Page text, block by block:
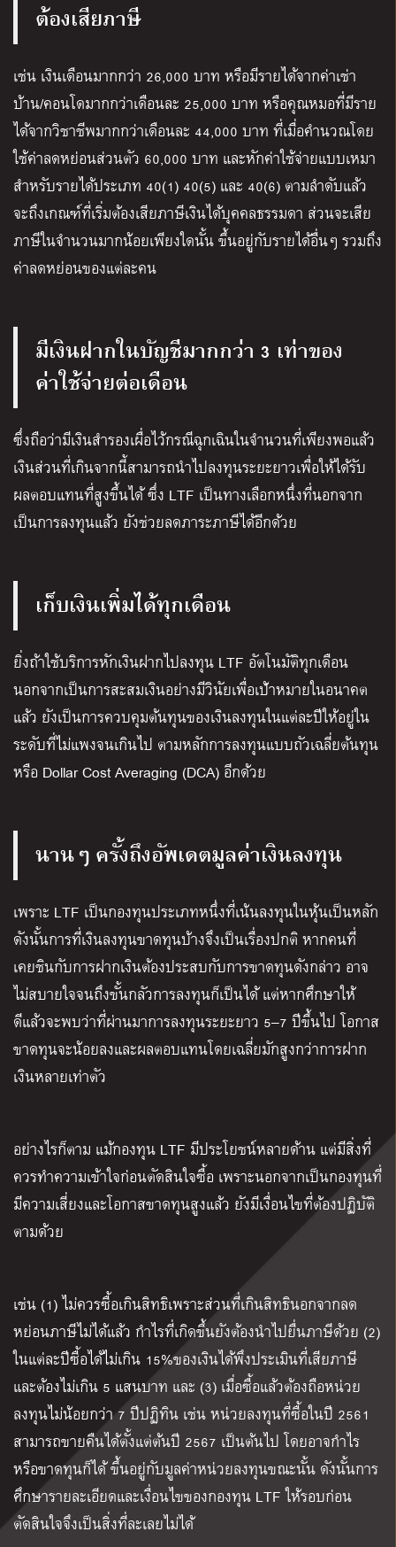
ต้องเสียภาษี
เช่น เงินเดือนมากกว่า 26,000 บาท หรือมีรายได้จากค่าเช่า
บ้าน/คอนโดมากกว่าเดือนละ 25,000 บาท หรือคุณหมอที่มีราย
ได้จากวิชาชีพมากกว่าเดือนละ 44,000 บาท ที่เมื่อคำนวณโดย
ใช้ค่าลดหย่อนส่วนตัว 60,000 บาท และหักค่าใช้จ่ายแบบเหมา
สำหรับรายได้ประเภท 40(1) 40(5) และ 40(6) ตามลำดับแล้ว
จะถึงเกณฑ์ที่เริ่มต้องเสียภาษีเงินได้บุคคลธรรมดา ส่วนจะเสีย
ภาษีในจำนวนมากน้อยเพียงใดนั้น ขึ้นอยู่กับรายได้อื่นๆ รวมถึง
ค่าลดหย่อนของแต่ละคน
มีเงินฝากในบัญชีมากกว่า 3 เท่าของ
ค่าใช้จ่ายต่อเดือน
ซึ่งถือว่ามีเงินสำรองเผื่อไว้กรณีฉุกเฉินในจำนวนที่เพียงพอแล้ว
เงินส่วนที่เกินจากนี้สามารถนำไปลงทุนระยะยาวเพื่อให้ได้รับ
ผลตอบแทนที่สูงขึ้นได้ ซึ่ง LTF เป็นทางเลือกหนึ่งที่นอกจาก
เป็นการลงทุนแล้ว ยังช่วยลดภาระภาษีได้อีกด้วย
เก็บเงินเพิ่มได้ทุกเดือน
ยิ่งถ้าใช้บริการหักเงินฝากไปลงทุน LTF อัตโนมัติทุกเดือน
นอกจากเป็นการสะสมเงินอย่างมีวินัยเพื่อเป้าหมายในอนาคต
แล้ว ยังเป็นการควบคุมต้นทุนของเงินลงทุนในแต่ละปีให้อยู่ใน
ระดับที่ไม่แพงจนเกินไป ตามหลักการลงทุนแบบถัวเฉลี่ยต้นทุน
หรือ Dollar Cost Averaging (DCA) อีกด้วย
นานๆ ครั้งถึงอัพเดตมูลค่าเงินลงทุน
เพราะ LTF เป็นกองทุนประเภทหนึ่งที่เน้นลงทุนในหุ้นเป็นหลัก
ดังนั้นการที่เงินลงทุนขาดทุนบ้างจึงเป็นเรื่องปกติ หากคนที่
เคยชินกับการฝากเงินต้องประสบกับการขาดทุนดังกล่าว อาจ
ไม่สบายใจจนถึงขั้นกลัวการลงทุนก็เป็นได้ แต่หากศึกษาให้
ดีแล้วจะพบว่าที่ผ่านมาการลงทุนระยะยาว 5–7 ปีขึ้นไป โอกาส
ขาดทุนจะน้อยลงและผลตอบแทนโดยเฉลี่ยมักสูงกว่าการฝาก
เงินหลายเท่าตัว
อย่างไรก็ตาม แม้กองทุน LTF มีประโยชน์หลายด้าน แต่มีสิ่งที่
ควรทำความเข้าใจก่อนตัดสินใจซื้อ เพราะนอกจากเป็นกองทุนที่
มีความเสี่ยงและโอกาสขาดทุนสูงแล้ว ยังมีเงื่อนไขที่ต้องปฏิบัติ
ตามด้วย
เช่น (1)ไม่ควรซื้อเกินสิทธิเพราะส่วนที่เกินสิทธินอกจากลด
หย่อนภาษีไม่ได้แล้ว กำไรที่เกิดขึ้นยังต้องนำไปยื่นภาษีด้วย (2)
ในแต่ละปีซื้อได้ไม่เกิน 15%ของเงินได้พึงประเมินที่เสียภาษี
และต้องไม่เกิน 5 แสนบาท และ (3) เมื่อซื้อแล้วต้องถือหน่วย
ลงทุนไม่น้อยกว่า 7 ปีปฏิทิน เช่น หน่วยลงทุนที่ซื้อในปี 2561
สามารถขายคืนได้ตั้งแต่ต้นปี 2567 เป็นต้นไป โดยอาจกำไร
หรือขาดทุนก็ได้ ขึ้นอยู่กับมูลค่าหน่วยลงทุนขณะนั้น ดังนั้นการ
ศึกษารายละเอียดและเงื่อนไขของกองทุน LTF ให้รอบก่อน
ตัดสินใจจึงเป็นสิ่งที่ละเลยไม่ได้